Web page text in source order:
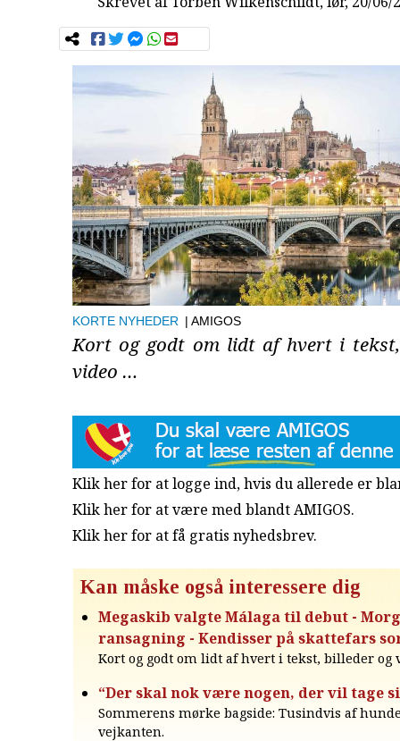
KORTE NYHEDER | AMIGOS
Kort og godt om lidt af hvert i
video …
Klik her for at logge ind, hvis du allerede er
Klik her for at være med blandt AMIGOS.
Klik her for at få gratis nyhedsbrev.
Kan måske også interessere dig
Megaskib valgte Málaga til debut -
ransagning - Kendisser på skattefars
Kort og godt om lidt af hvert i tekst, billeder og
“Der skal nok være nogen, der vil tage
Sommerens mørke bagside: Tusindvis af
vejkanten.